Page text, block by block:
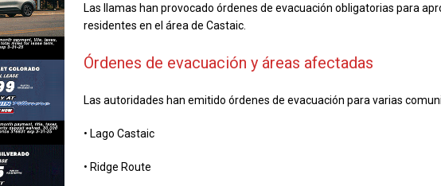
Las llamas han provocado órdenes de evacuación obligatorias para
residentes en el área de Castaic.
Órdenes de evacuación y áreas afectadas
Las autoridades han emitido órdenes de evacuación para varias
• Lago Castaic
• Ridge Route